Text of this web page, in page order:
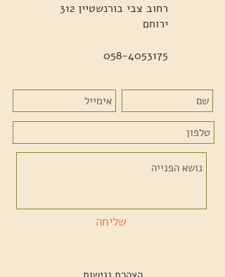
רחוב צבי בורנשטיין 312
ירוחם
058-4053175
שליחה